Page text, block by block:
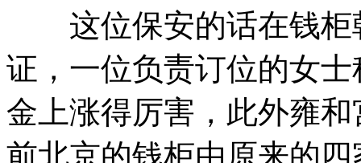
这位保安的话在钱柜
证，一位负责订位的女
金上涨得厉害，此外雍
前北京的钱柜由原来的